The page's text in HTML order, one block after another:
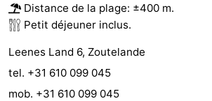
Distance de la plage: ±400 m.
Petit déjeuner inclus.
Leenes Land 6, Zoutelande
tel. +31 610 099 045
mob. +31 610 099 045